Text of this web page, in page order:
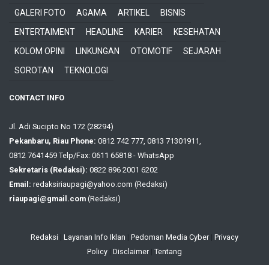
GALERI FOTO
AGAMA ARTIKEL
BISNIS
ENTERTAIMENT
HEADLINE KARIER
KESEHATAN
KOLOM OPINI
LINKUNGAN OTOMOTIF
SEJARAH
SOROTAN
TEKNOLOGI
CONTACT INFO
Jl. Adi Sucipto No 172 (28294)
Pekanbaru, Riau Phone: 0812 742 777, 0813 71301911,
0812 7641459 Telp/Fax: 0611 65818 - WhatsApp
Sekretaris (Redaksi): 0822 896 2001 6202
Email: redaksiriaupagi@yahoo.com (Redaksi)
riaupagi@gmail.com (Redaksi)
Redaksi Layanan Info Iklan Pedoman Media Cyber Privacy
Policy Disclaimer Tentang